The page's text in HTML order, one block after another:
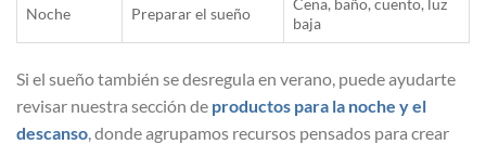
Noche Preparar el sueño
baja
Si el sueño también se desregula en verano, puede ayudarte
revisar nuestra sección de productos para la noche y el
descanso , donde agrupamos recursos pensados para crear